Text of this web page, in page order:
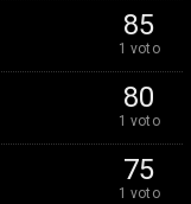
85
1 voto
80
1 voto
75
1 voto